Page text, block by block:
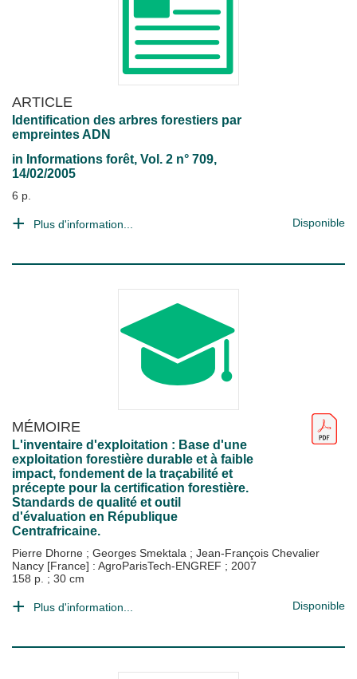
ARTICLE
Identification des arbres forestiers par
empreintes ADN
in Informations forêt, Vol. 2 n° 709,
14/02/2005
6 p.
Plus d'information... Disponible
MÉMOIRE
L'inventaire d'exploitation : Base d'une
exploitation forestière durable et à faible
impact, fondement de la traçabilité et
précepte pour la certification forestière.
Standards de qualité et outil
d'évaluation en République
Centrafricaine.
Pierre Dhorne ; Georges Smektala ; Jean-François Chevalier
Nancy [France] : AgroParisTech-ENGREF ; 2007
158 p. ; 30 cm
Plus d'information... Disponible